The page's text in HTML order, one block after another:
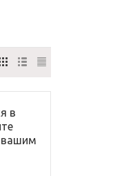
в
вашим